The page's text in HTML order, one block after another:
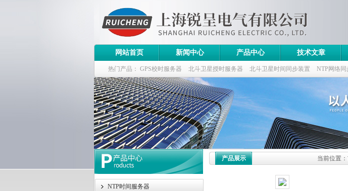
网站首页 新闻中心 产品中心 技术文章
热门产品： GPS校时服务器 北斗卫星授时服务器 北斗卫星时间同步装置 NTP网络
斗卫星同步时钟指标
NTP时间服务器
产品展示 当前位置：